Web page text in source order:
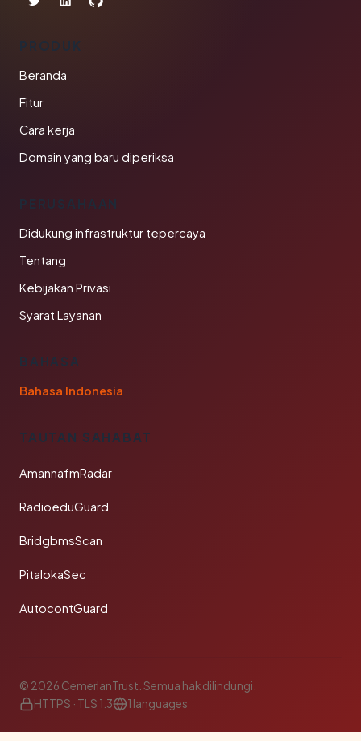
PRODUK
Beranda
Fitur
Cara kerja
Domain yang baru diperiksa
PERUSAHAAN
Didukung infrastruktur tepercaya
Tentang
Kebijakan Privasi
Syarat Layanan
BAHASA
Bahasa Indonesia
TAUTAN SAHABAT
AmannafmRadar
RadioeduGuard
BridgbmsScan
PitalokaSec
AutocontGuard
© 2026 CemerlanTrust. Semua hak dilindungi.
HTTPS · TLS 1.3
1 languages